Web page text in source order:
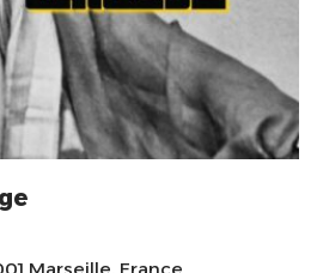
Marseille, France